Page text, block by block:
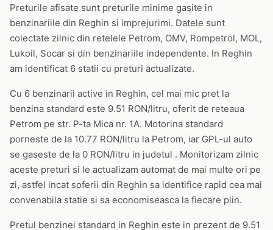
Preturile afisate sunt preturile minime gasite in
benzinariile din Reghin si imprejurimi. Datele sunt
colectate zilnic din retelele Petrom, OMV, Rompetrol, MOL,
Lukoil, Socar si din benzinariile independente. In Reghin
am identificat 6 statii cu preturi actualizate.
Cu 6 benzinarii active in Reghin, cel mai mic pret la
benzina standard este 9.51 RON/litru, oferit de reteaua
Petrom pe str. P-ta Mica nr. 1A. Motorina standard
porneste de la 10.77 RON/litru la Petrom, iar GPL-ul auto
se gaseste de la 0 RON/litru in judetul . Monitorizam zilnic
aceste preturi si le actualizam automat de mai multe ori pe
zi, astfel incat soferii din Reghin sa identifice rapid cea mai
convenabila statie si sa economiseasca la fiecare plin.
Pretul benzinei standard in Reghin este in prezent de 9.51